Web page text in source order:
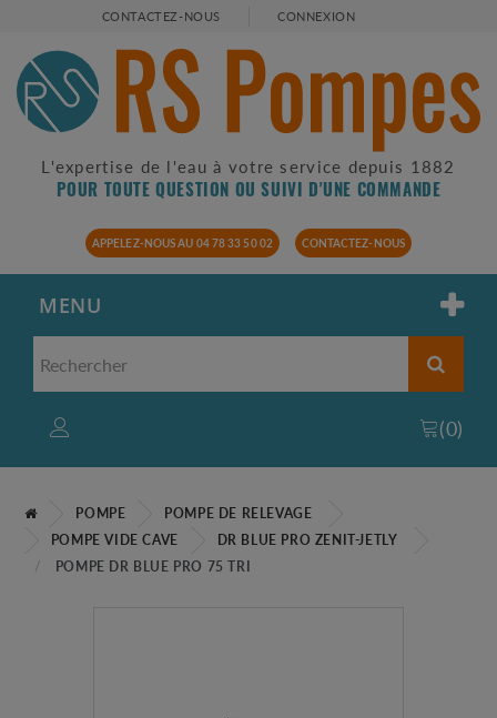
CONTACTEZ-NOUS CONNEXION
L'expertise de l'eau à votre service depuis 1882
POUR TOUTE QUESTION OU SUIVI D'UNE COMMANDE
APPELEZ-NOUS AU 04 78 33 50 02 CONTACTEZ-NOUS
MENU
(0)
POMPE
POMPE DE RELEVAGE
POMPE VIDE CAVE
DR BLUE PRO ZENIT-JETLY
POMPE DR BLUE PRO 75 TRI